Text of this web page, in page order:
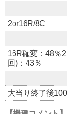
2or16R/8C
16R確変：48％
回)：43％
大当り終了後